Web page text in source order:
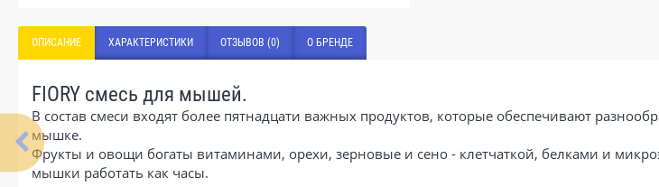
ОПИСАНИЕ ХАРАКТЕРИСТИКИ ОТЗЫВОВ (0) О БРЕНДЕ
FIORY смесь для мышей.
В состав смеси входят более пятнадцати важных продуктов, которые обеспечивают
мышке.
Фрукты и овощи богаты витаминами, орехи, зерновые и сено - клетчаткой, белками и
мышки работать как часы.